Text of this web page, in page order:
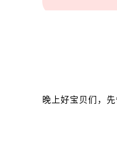
晚上好宝贝们，